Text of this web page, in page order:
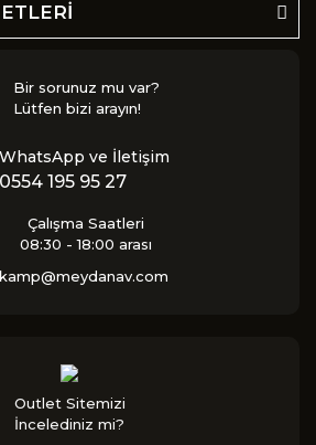
Bir sorunuz mu var?
Lütfen bizi arayın!
WhatsApp ve İletişim
0554 195 95 27
Çalışma Saatleri
08:30 - 18:00 arası
kamp@meydanav.com
Outlet Sitemizi
İncelediniz mi?